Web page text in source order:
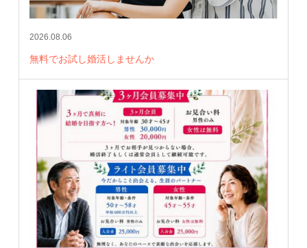
2026.08.06
無料でお試し婚活しませんか